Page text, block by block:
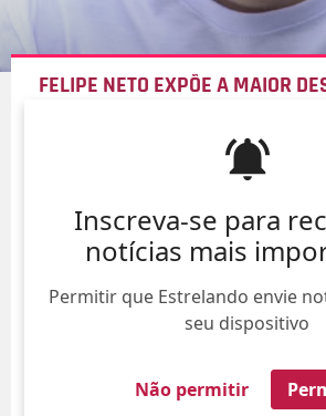
Inscreva-se para
notícias mais
Permitir que Estrelando envie
seu dispositivo
Não permitir
FELIPE NETO EXPÕE A MAIOR
NÃO SABER QUEM
FATO
10/Ago/